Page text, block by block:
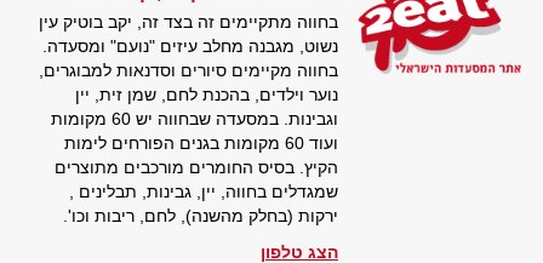
בחווה מתקיימים זה בצד זה, יקב בוטיק עין
נשוט, מגבנה מחלב עיזים "נועם" ומסעדה.
בחווה מקיימים סיורים וסדנאות למבוגרים,
נוער וילדים, בהכנת לחם, שמן זית, יין
וגבינות. במסעדה שבחווה יש 60 מקומות
ועוד 60 מקומות בגנים הפורחים לימות
הקיץ. בסיס החומרים מורכבים מתוצרים
שמגדלים בחווה, יין, גבינות, תבלינים ,
ירקות (בחלק מהשנה), לחם, ריבות וכו'.
הצג טלפון